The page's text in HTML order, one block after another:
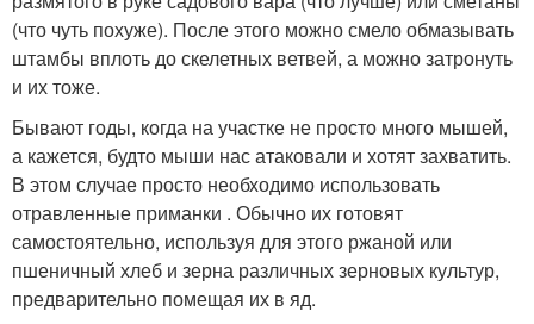
(что чуть похуже). После этого можно смело обмазывать
штамбы вплоть до скелетных ветвей, а можно затронуть
и их тоже.
Бывают годы, когда на участке не просто много мышей,
а кажется, будто мыши нас атаковали и хотят захватить.
В этом случае просто необходимо использовать
отравленные приманки . Обычно их готовят
самостоятельно, используя для этого ржаной или
пшеничный хлеб и зерна различных зерновых культур,
предварительно помещая их в яд.